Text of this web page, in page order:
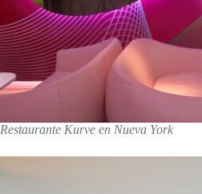
Restaurante Kurve en Nueva York